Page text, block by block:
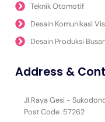
Teknik Otomotif
Desain Komunikasi
Desain Produksi
Address &
Jl.Raya Gesi -
Post Code :57262